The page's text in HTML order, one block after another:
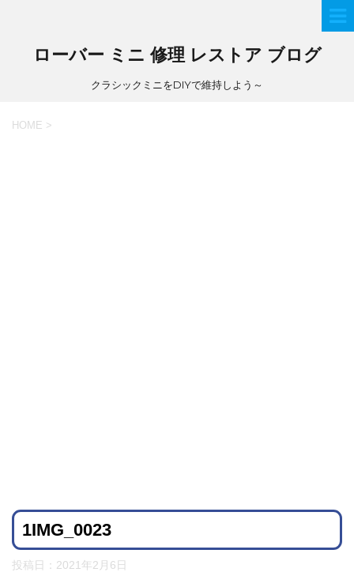
ローバー ミニ 修理 レストア ブログ
クラシックミニをDIYで維持しよう～
HOME >
1IMG_0023
投稿日： 2021年2月6日